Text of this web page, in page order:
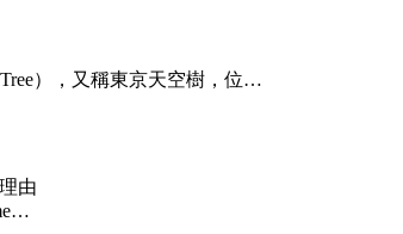
），又稱東京天空樹，位…
由